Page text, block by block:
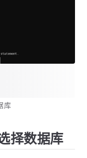
库
择数据库